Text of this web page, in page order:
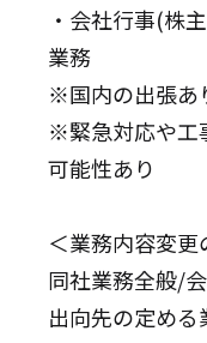
・会社行事(株
業務
※国内の出張あ
※緊急対応や工
可能性あり
＜業務内容変更
同社業務全般/
出向先の定める